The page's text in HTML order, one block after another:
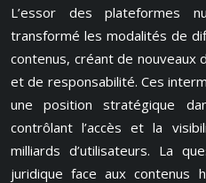
L’essor des plateformes
transformé les modalités de
contenus, créant de nouveaux
et de responsabilité. Ces
une position stratégique
contrôlant l’accès et la
milliards d’utilisateurs. La
juridique face aux contenus